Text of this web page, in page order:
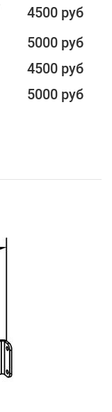
4500 руб
5000 руб
4500 руб
5000 руб